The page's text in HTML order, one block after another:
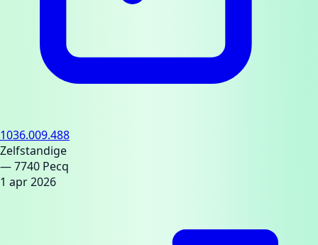
1036.009.488
Zelfstandige
— 7740 Pecq
1 apr 2026